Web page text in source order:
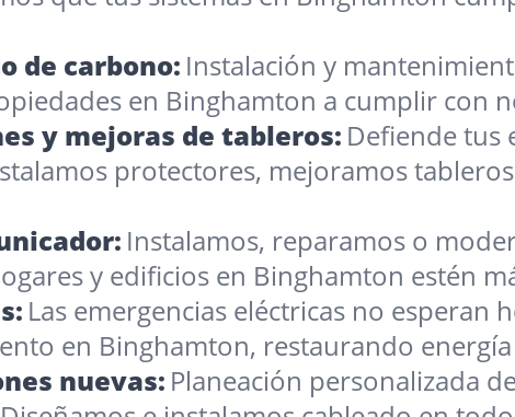
de carbono: Instalación y
en Binghamton a cumplir con
y mejoras de tableros: Defiende tus
protectores, mejoramos
Instalamos, reparamos o
y edificios en Binghamton estén
Las emergencias eléctricas no esperan
en Binghamton, restaurando
nuevas: Planeación personalizada